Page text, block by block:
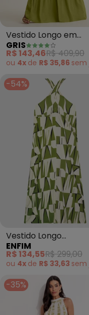
Vestido Longo em
Viscose (Verde)
GRIS
R$ 143,46R$ 409,90
ou 4x de R$ 35,86 sem
-54%
Vestido Longo
Transpassado
Geométrico (Verde)
ENFIM
R$ 134,55R$ 299,00
ou 4x de R$ 33,63 sem
-35%